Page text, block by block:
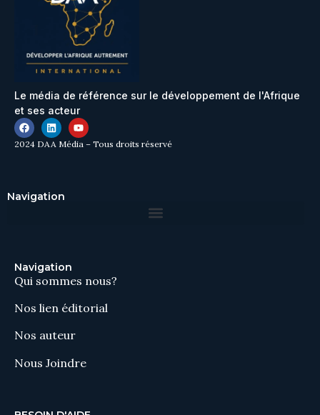
Le média de référence sur le développement de l'Afrique
et ses acteur
2024 DAA Média – Tous droits réservé
Navigation
Navigation
Qui sommes nous?
Nos lien éditorial
Nos auteur
Nous Joindre